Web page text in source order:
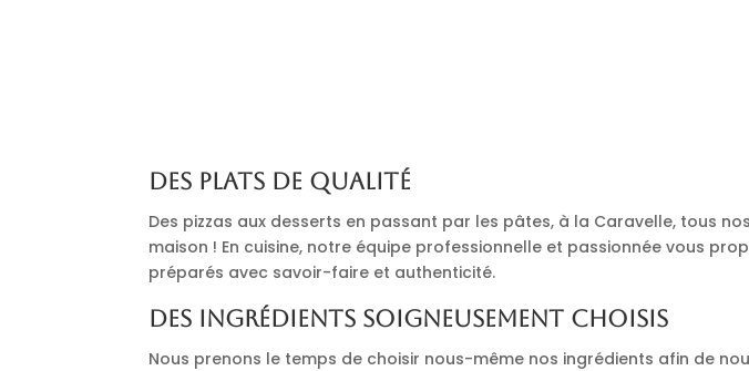
Des plats de qualité
Des pizzas aux desserts en passant par les pâtes, à la Caravelle, tous
maison ! En cuisine, notre équipe professionnelle et passionnée vous
préparés avec savoir-faire et authenticité.
Des ingrédients soigneusement choisis
Nous prenons le temps de choisir nous-même nos ingrédients afin de